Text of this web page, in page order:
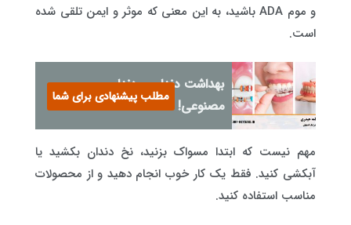
و موم ADA باشید، به این معنی که موثر و ایمن تلقی شده
است.
بهداشت دندان و دندان
مصنوعی! مطلب پیشنهادی برای شما
مهم نیست که ابتدا مسواک بزنید، نخ دندان بکشید یا
آبکشی کنید. فقط یک کار خوب انجام دهید و از محصولات
مناسب استفاده کنید.